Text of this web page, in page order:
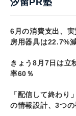
汐留PR塾
6月の消費支出、
房用器具は22.7%
きょう8月7日は
率60％
「配信して終わ
の情報設計、3つの